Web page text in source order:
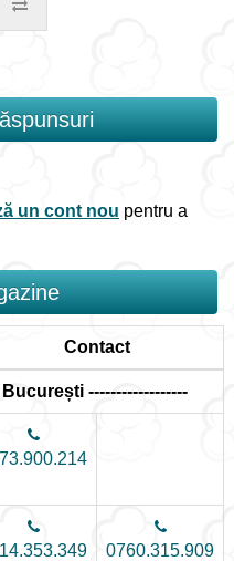
un cont nou pentru a
Contact
------------------
0760.315.909